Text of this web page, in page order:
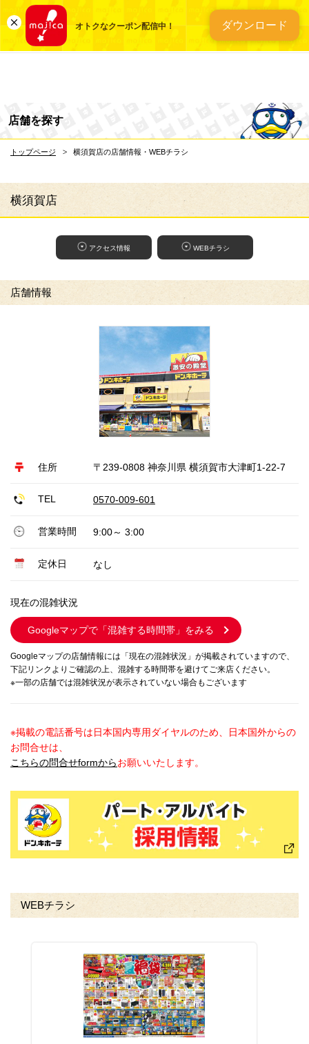
オトクなクーポン配信中！ ダウンロード
総合ディスカウント
店舗を探す
トップページ 横須賀店の店舗情報・WEBチラシ
横須賀店
アクセス情報 WEBチラシ
店舗情報
住所 〒239-0808 神奈川県 横須賀市大津町1-22-7
TEL 0570-009-601
営業時間 9:00～ 3:00
定休日 なし
現在の混雑状況
Googleマップで 「混雑する時間帯」をみる
Googleマップの店舗情報には「現在の混雑状況」が掲載されていますので、
下記リンクよりご確認の上、混雑する時間帯を避けてご来店ください。
※一部の店舗では混雑状況が表示されていない場合もございます
※掲載の電話番号は日本国内専用ダイヤルのため、日本国外からの
お問合せは、
こちらの問合せformからお願いいたします。
WEBチラシ